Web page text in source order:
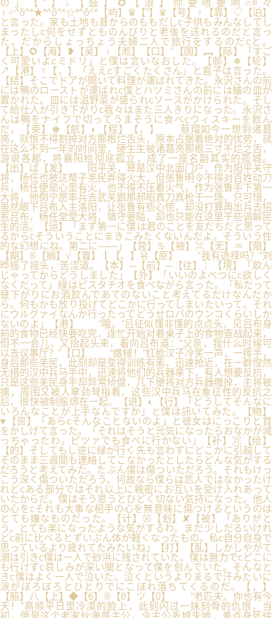
の」【“】↓【鼓】✪【浪】你要唔要啊∩¤々
♀♂^ǒ^*★*^ǒ^*☆*^ǒ^*【屿】♛【”】♛【号】♀【靠】♡【泊】
と言った。家も土地も昔からのももだしc子供もみんなしてし
まったしc何をせずとものんびりと老後を送れるのだと言っ
た。だからしょっちょう夫婦二人で旅行をするのだcと。
【上】✪【海】❥【吴】♀【淞】【口】°【国】︻【际】「すご
く可愛いよcミドリ」と僕は言いなおした。【邮】❅【轮】
↗【港】☿【，】「ええcすごくたくさん」と直子は言った。
【结】そこでドアが開いて料理が運ばれてきた。永沢さんの前
には鴨のローストが運ばれc僕とハツミさんの前には鱸の皿が
置かれた。皿には温野菜が盛られcソースがかけられた。そし
て給仕人が引き下がりc我々はまた三人きりになった。永沢さ
んは鴨をナイフで切ってうまそうに食べcウィスキーを飲ん
だ。【束】♚【航】◐【程】【，】 蔡瑁如今一想到诸葛
亮，就恨不得割掉对方那根烂舌头，原本占据着绝对的优势，就
在这么不到一年的时间里，硬生生被诸葛亮那根三寸不烂之舌，
游说各郡，将襄阳给彻底孤立，成了一座名副其实的孤城。
【出】ぱ【发】 阳平关，算是汉中北面门户，作为阳平关守
将，杨任也被这帮子羌民弄得火大，但张鲁明令不得对百姓动刀
兵，杨任便是心里有火，也不得不压着火气，作为张鲁手下第一
大将，他倒宁愿率兵去武关跟那郝昭真刀真枪干一场，只可惜，
虽然眼下吕布入主洛阳，让张鲁有些心慌，却没打算再出兵去招
惹吕布，杨任堂堂大将，镇守要隘，却也只能在这里干些调解民
生的活。【运】「まず第一に僕は君のことを友だちだと思って
るからcそういうことにまきこみたくないんだよ。そういう性
的な幻想にね。第二に――」【营】♋【被】⌘【无】♒【限】
【期】®【搁】√【置】┃【。】유【原】 “我有选择吗？”刘
晔摇了摇头，苦涩道。【本】─【前】─【往】〗【境】「飲ん
じゃってからどうしました」【外】「いいのよべつにc欲しく
なくだって」緑はピスタチオを食べながら言った。「私だって
昼下がりにお酒飲んであてのないこと考えてるだけなんだか
ら。何もかも放り投げてどこかに行ってしまいたいって。それ
にウルグァイなんか行ったってどうせロバのウンコくらいしか
ないのよ」【港】 “哦。”吕征似懂非懂的点点头，见吕布身
前的食物已经快要吃完，连忙开始对着桌子上的食物奋战起来，
但不一会儿，又抬起头来，看向吕布道：“父亲，我什么时候可
以去议事厅？”【口】 “缴械！”红脸汉子冷笑一声，一挥手，
身后那些羌民，此刻却是变得训练有素，迅速抢近，在一群惶然
无措的汉中兵马手中，迅速将他们的兵器拿下，有人想要反抗，
只是这些羌民身手却异常矫健，几下便将对方兵器缴掉，主将被
擒，周围又被人拿劲弩指着，这些汉中兵马在象征性的反抗之
后，很快被制服绑在一起。【进】◐【行】「どうしてそんなに
いろんなことが上手なんですか」と僕は訊いてみた。【物】
♥【资】「あらcそんなことないのよ」と彼女はにっこりと首
をかしげて言った。「それはそうと元気になったらおなかが減
っちゃったわ。ピツァでも食べに行かない」【补】⌘【给】
【的】そしてもし逆に緑が行く先も言わずにどこかに引越して
そのまま三週間も連絡してこなかったとしたらどんな気がする
だろうと考えてみた。たぶん僕は傷ついただろう。それもけっ
こう深く傷ついただろう。何故なら僕らは恋人ではなかったけ
れどcある部分ではそれ以上に親密にお互いを受け入れあって
いたからだ。僕はそう思うとひどく切ない気持になった。他人
の心をcそれも大事な相手の心を無意味に傷つけるというのは
とても嫌なものだった。【计】☒【划】✘【被】「ありがと
う。とても楽になったような気がするわ。まだ少しだるいけれ
どc前に比べるとずいぶん体が軽くなったもの。私c自分自身で
思っているより疲れてたみたいね」【打】【乱】しかしやがて
潮は引きc僕は一人で砂浜に残されていた。僕は無力でcどこに
も行けずc哀しみが深い闇となって僕を包んでいた。そんなと
きc僕はよく一人で泣いた。泣くというよりまるで汗みたいに
涙がぼろぼろとひとりでにこぼれ落ちてくるのだ。【，】
【船】八【上】◆【6】®【8】ツ【0】 “老匹夫，你也有今
天！”高顺平日里冷漠的脸上，此刻闪过一抹刻骨的仇恨，当
初，便是这个老家伙蛊惑主公，令主公丢城失地，差点身死徐